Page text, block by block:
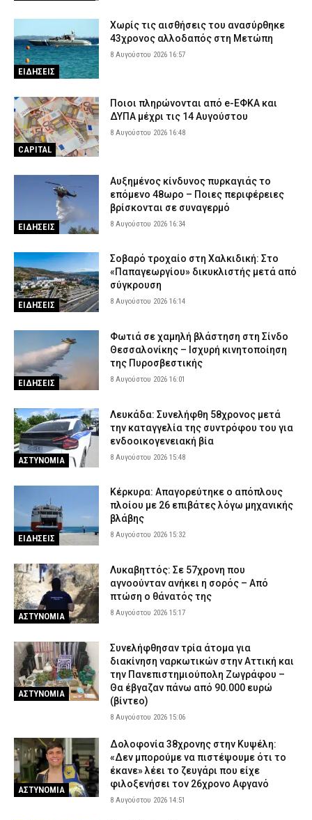
ΕΙΔΗΣΕΙΣ
Χωρίς τις αισθήσεις του ανασύρθηκε
43χρονος αλλοδαπός στη Μετώπη
8 Αυγούστου 2026 16:57
CAPITAL
Ποιοι πληρώνονται από e-ΕΦΚΑ και
ΔΥΠΑ μέχρι τις 14 Αυγούστου
8 Αυγούστου 2026 16:48
ΕΙΔΗΣΕΙΣ
Αυξημένος κίνδυνος πυρκαγιάς το
επόμενο 48ωρο – Ποιες περιφέρειες
βρίσκονται σε συναγερμό
8 Αυγούστου 2026 16:34
ΕΙΔΗΣΕΙΣ
Σοβαρό τροχαίο στη Χαλκιδική: Στο
«Παπαγεωργίου» δικυκλιστής μετά από
σύγκρουση
8 Αυγούστου 2026 16:14
ΕΙΔΗΣΕΙΣ
Φωτιά σε χαμηλή βλάστηση στη Σίνδο
Θεσσαλονίκης – Ισχυρή κινητοποίηση
της Πυροσβεστικής
8 Αυγούστου 2026 16:01
ΑΣΤΥΝΟΜΙΑ
Λευκάδα: Συνελήφθη 58χρονος μετά
την καταγγελία της συντρόφου του για
ενδοοικογενειακή βία
8 Αυγούστου 2026 15:48
ΕΙΔΗΣΕΙΣ
Κέρκυρα: Απαγορεύτηκε ο απόπλους
πλοίου με 26 επιβάτες λόγω μηχανικής
βλάβης
8 Αυγούστου 2026 15:32
ΑΣΤΥΝΟΜΙΑ
Λυκαβηττός: Σε 57χρονη που
αγνοούνταν ανήκει η σορός – Από
πτώση ο θάνατός της
8 Αυγούστου 2026 15:17
ΑΣΤΥΝΟΜΙΑ
Συνελήφθησαν τρία άτομα για
διακίνηση ναρκωτικών στην Αττική και
την Πανεπιστημιούπολη Ζωγράφου –
Θα έβγαζαν πάνω από 90.000 ευρώ
(βίντεο)
8 Αυγούστου 2026 15:06
ΑΣΤΥΝΟΜΙΑ
Δολοφονία 38χρονης στην Κυψέλη:
«Δεν μπορούμε να πιστέψουμε ότι το
έκανε» λέει το ζευγάρι που είχε
φιλοξενήσει τον 26χρονο Αφγανό
8 Αυγούστου 2026 14:51